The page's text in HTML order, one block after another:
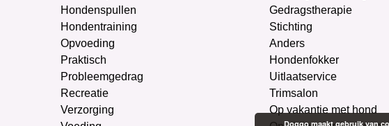
Hondenspullen
Hondentraining
Opvoeding
Praktisch
Probleemgedrag
Recreatie
Verzorging
Gedragstherapie
Stichting
Anders
Hondenfokker
Uitlaatservice
Trimsalon
Op vakantie met hond
Doggo maakt gebruik van